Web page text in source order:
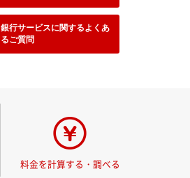
銀行サービスに関するよくあ
るご質問
料金を計算する・調べる